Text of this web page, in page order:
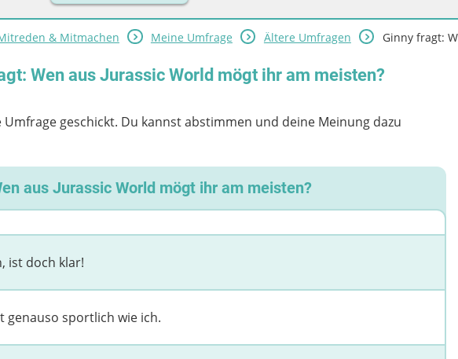
& Mitmachen Meine Umfrage Ältere Umfragen Ginny fragt:
Wen aus Jurassic World mögt ihr am meisten?
Umfrage geschickt. Du kannst abstimmen und deine Meinung dazu
aus Jurassic World mögt ihr am meisten?
ist doch klar!
genauso sportlich wie ich.